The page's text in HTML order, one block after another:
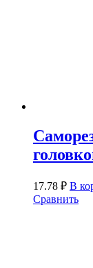
17.78 ₽ В
Сравнить